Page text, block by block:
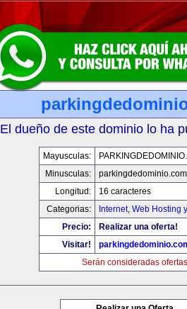
El dueño de este dominio lo ha
Mayusculas:
Minusculas:
parkingdedominio.com
Longitud:
16 caracteres
Categorias:
Internet, Web Hosting
Precio:
Realizar una oferta!
Visitar!
Serán consideradas ofertas